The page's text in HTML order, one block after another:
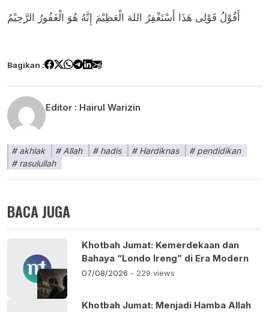
أَقُوْلُ قَوْلِى هَذَا أَسْتَغْفِرُ اللهَ الْعَظِيْمَ إِنَّهُ هُوَ الْغَفُورُ الرَّحِيْمُ
Bagikan :
Editor : Hairul Warizin
akhlak Allah hadis Hardiknas
pendidikan
rasulullah
BACA JUGA
Khotbah Jumat: Kemerdekaan dan
Bahaya “Londo Ireng” di Era Modern
07/08/2026 - 229 views
Khotbah Jumat: Menjadi Hamba Allah